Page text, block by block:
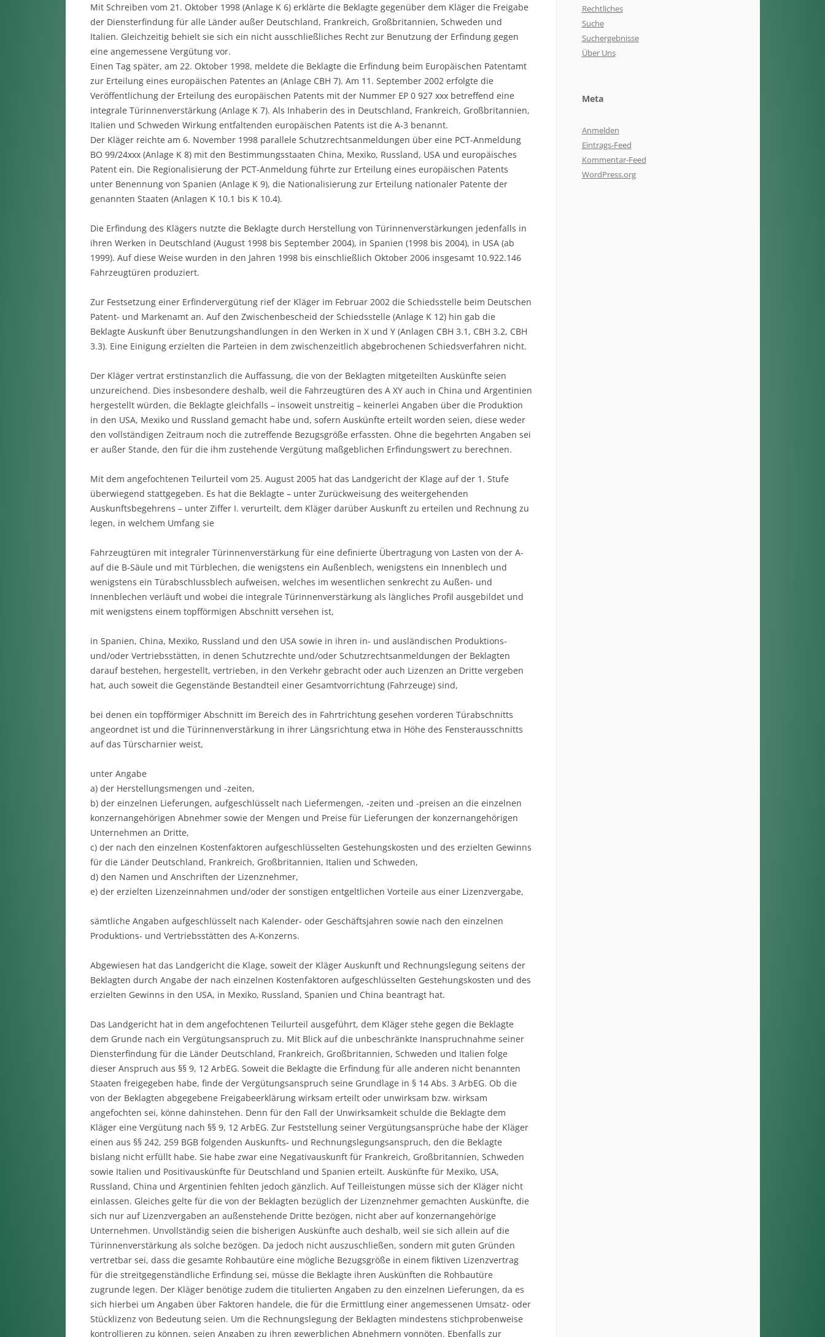
Mit Schreiben vom 21. Oktober 1998 (Anlage K 6) erklärte die Beklagte gegenüber dem Kläger die Freigabe
der Diensterfindung für alle Länder außer Deutschland, Frankreich, Großbritannien, Schweden und
Italien. Gleichzeitig behielt sie sich ein nicht ausschließliches Recht zur Benutzung der Erfindung gegen
eine angemessene Vergütung vor.
Einen Tag später, am 22. Oktober 1998, meldete die Beklagte die Erfindung beim Europäischen Patentamt
zur Erteilung eines europäischen Patentes an (Anlage CBH 7). Am 11. September 2002 erfolgte die
Veröffentlichung der Erteilung des europäischen Patents mit der Nummer EP 0 927 xxx betreffend eine
integrale Türinnenverstärkung (Anlage K 7). Als Inhaberin des in Deutschland, Frankreich, Großbritannien,
Italien und Schweden Wirkung entfaltenden europäischen Patents ist die A-3 benannt.
Der Kläger reichte am 6. November 1998 parallele Schutzrechtsanmeldungen über eine PCT-Anmeldung
BO 99/24xxx (Anlage K 8) mit den Bestimmungsstaaten China, Mexiko, Russland, USA und europäisches
Patent ein. Die Regionalisierung der PCT-Anmeldung führte zur Erteilung eines europäischen Patents
unter Benennung von Spanien (Anlage K 9), die Nationalisierung zur Erteilung nationaler Patente der
genannten Staaten (Anlagen K 10.1 bis K 10.4).
Die Erfindung des Klägers nutzte die Beklagte durch Herstellung von Türinnenverstärkungen jedenfalls in
ihren Werken in Deutschland (August 1998 bis September 2004), in Spanien (1998 bis 2004), in USA (ab
1999). Auf diese Weise wurden in den Jahren 1998 bis einschließlich Oktober 2006 insgesamt 10.922.146
Fahrzeugtüren produziert.
Zur Festsetzung einer Erfindervergütung rief der Kläger im Februar 2002 die Schiedsstelle beim Deutschen
Patent- und Markenamt an. Auf den Zwischenbescheid der Schiedsstelle (Anlage K 12) hin gab die
Beklagte Auskunft über Benutzungshandlungen in den Werken in X und Y (Anlagen CBH 3.1, CBH 3.2, CBH
3.3). Eine Einigung erzielten die Parteien in dem zwischenzeitlich abgebrochenen Schiedsverfahren nicht.
Der Kläger vertrat erstinstanzlich die Auffassung, die von der Beklagten mitgeteilten Auskünfte seien
unzureichend. Dies insbesondere deshalb, weil die Fahrzeugtüren des A XY auch in China und Argentinien
hergestellt würden, die Beklagte gleichfalls – insoweit unstreitig – keinerlei Angaben über die Produktion
in den USA, Mexiko und Russland gemacht habe und, sofern Auskünfte erteilt worden seien, diese weder
den vollständigen Zeitraum noch die zutreffende Bezugsgröße erfassten. Ohne die begehrten Angaben sei
er außer Stande, den für die ihm zustehende Vergütung maßgeblichen Erfindungswert zu berechnen.
Mit dem angefochtenen Teilurteil vom 25. August 2005 hat das Landgericht der Klage auf der 1. Stufe
überwiegend stattgegeben. Es hat die Beklagte – unter Zurückweisung des weitergehenden
Auskunftsbegehrens – unter Ziffer I. verurteilt, dem Kläger darüber Auskunft zu erteilen und Rechnung zu
legen, in welchem Umfang sie
Fahrzeugtüren mit integraler Türinnenverstärkung für eine definierte Übertragung von Lasten von der A-
auf die B-Säule und mit Türblechen, die wenigstens ein Außenblech, wenigstens ein Innenblech und
wenigstens ein Türabschlussblech aufweisen, welches im wesentlichen senkrecht zu Außen- und
Innenblechen verläuft und wobei die integrale Türinnenverstärkung als längliches Profil ausgebildet und
mit wenigstens einem topfförmigen Abschnitt versehen ist,
in Spanien, China, Mexiko, Russland und den USA sowie in ihren in- und ausländischen Produktions-
und/oder Vertriebsstätten, in denen Schutzrechte und/oder Schutzrechtsanmeldungen der Beklagten
darauf bestehen, hergestellt, vertrieben, in den Verkehr gebracht oder auch Lizenzen an Dritte vergeben
hat, auch soweit die Gegenstände Bestandteil einer Gesamtvorrichtung (Fahrzeuge) sind,
bei denen ein topfförmiger Abschnitt im Bereich des in Fahrtrichtung gesehen vorderen Türabschnitts
angeordnet ist und die Türinnenverstärkung in ihrer Längsrichtung etwa in Höhe des Fensterausschnitts
auf das Türscharnier weist,
unter Angabe
a) der Herstellungsmengen und -zeiten,
b) der einzelnen Lieferungen, aufgeschlüsselt nach Liefermengen, -zeiten und -preisen an die einzelnen
konzernangehörigen Abnehmer sowie der Mengen und Preise für Lieferungen der konzernangehörigen
Unternehmen an Dritte,
c) der nach den einzelnen Kostenfaktoren aufgeschlüsselten Gestehungskosten und des erzielten Gewinns
für die Länder Deutschland, Frankreich, Großbritannien, Italien und Schweden,
d) den Namen und Anschriften der Lizenznehmer,
e) der erzielten Lizenzeinnahmen und/oder der sonstigen entgeltlichen Vorteile aus einer Lizenzvergabe,
sämtliche Angaben aufgeschlüsselt nach Kalender- oder Geschäftsjahren sowie nach den einzelnen
Produktions- und Vertriebsstätten des A-Konzerns.
Abgewiesen hat das Landgericht die Klage, soweit der Kläger Auskunft und Rechnungslegung seitens der
Beklagten durch Angabe der nach einzelnen Kostenfaktoren aufgeschlüsselten Gestehungskosten und des
erzielten Gewinns in den USA, in Mexiko, Russland, Spanien und China beantragt hat.
Das Landgericht hat in dem angefochtenen Teilurteil ausgeführt, dem Kläger stehe gegen die Beklagte
dem Grunde nach ein Vergütungsanspruch zu. Mit Blick auf die unbeschränkte Inanspruchnahme seiner
Diensterfindung für die Länder Deutschland, Frankreich, Großbritannien, Schweden und Italien folge
dieser Anspruch aus §§ 9, 12 ArbEG. Soweit die Beklagte die Erfindung für alle anderen nicht benannten
Staaten freigegeben habe, finde der Vergütungsanspruch seine Grundlage in § 14 Abs. 3 ArbEG. Ob die
von der Beklagten abgegebene Freigabeerklärung wirksam erteilt oder unwirksam bzw. wirksam
angefochten sei, könne dahinstehen. Denn für den Fall der Unwirksamkeit schulde die Beklagte dem
Kläger eine Vergütung nach §§ 9, 12 ArbEG. Zur Feststellung seiner Vergütungsansprüche habe der Kläger
einen aus §§ 242, 259 BGB folgenden Auskunfts- und Rechnungslegungsanspruch, den die Beklagte
bislang nicht erfüllt habe. Sie habe zwar eine Negativauskunft für Frankreich, Großbritannien, Schweden
sowie Italien und Positivauskünfte für Deutschland und Spanien erteilt. Auskünfte für Mexiko, USA,
Russland, China und Argentinien fehlten jedoch gänzlich. Auf Teilleistungen müsse sich der Kläger nicht
einlassen. Gleiches gelte für die von der Beklagten bezüglich der Lizenznehmer gemachten Auskünfte, die
sich nur auf Lizenzvergaben an außenstehende Dritte bezögen, nicht aber auf konzernangehörige
Unternehmen. Unvollständig seien die bisherigen Auskünfte auch deshalb, weil sie sich allein auf die
Türinnenverstärkung als solche bezögen. Da jedoch nicht auszuschließen, sondern mit guten Gründen
vertretbar sei, dass die gesamte Rohbautüre eine mögliche Bezugsgröße in einem fiktiven Lizenzvertrag
für die streitgegenständliche Erfindung sei, müsse die Beklagte ihren Auskünften die Rohbautüre
zugrunde legen. Der Kläger benötige zudem die titulierten Angaben zu den einzelnen Lieferungen, da es
sich hierbei um Angaben über Faktoren handele, die für die Ermittlung einer angemessenen Umsatz- oder
Stücklizenz von Bedeutung seien. Um die Rechnungslegung der Beklagten mindestens stichprobenweise
kontrollieren zu können, seien Angaben zu ihren gewerblichen Abnehmern vonnöten. Ebenfalls zur
Rechtliches
Suche
Suchergebnisse
Über Uns
Meta
Anmelden
Eintrags-Feed
Kommentar-Feed
WordPress.org